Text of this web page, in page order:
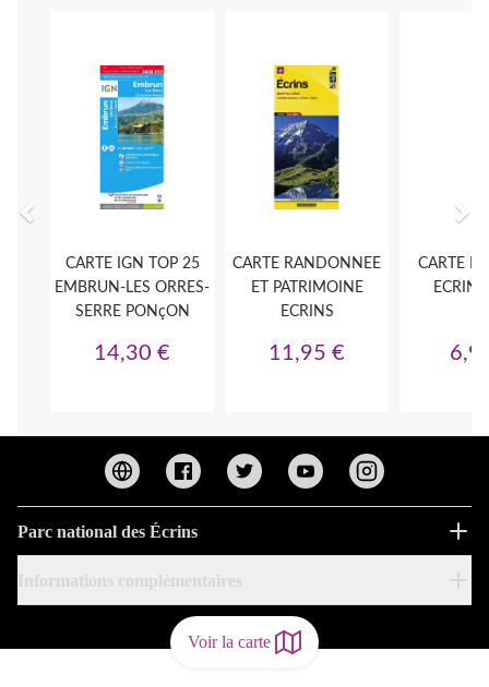
Voir la carte
Parc national des Écrins
Informations complémentaires